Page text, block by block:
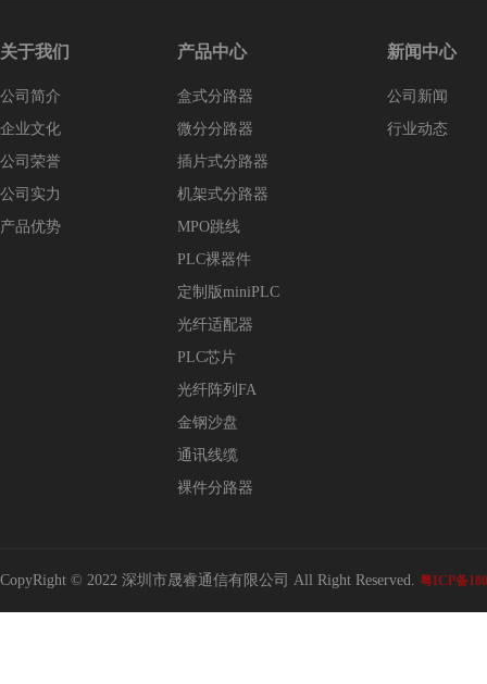
关于我们
公司简介
企业文化
公司荣誉
公司实力
产品优势
产品中心
盒式分路器
微分分路器
插片式分路器
机架式分路器
MPO跳线
PLC裸器件
定制版miniPLC
光纤适配器
PLC芯片
光纤阵列FA
金钢沙盘
通讯线缆
裸件分路器
新闻中心
公司新闻
行业动态
CopyRight © 2022 深圳市晟睿通信有限公司 All Right Reserved. 粤ICP备